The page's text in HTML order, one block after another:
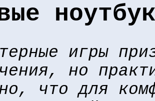
игры
но
что для